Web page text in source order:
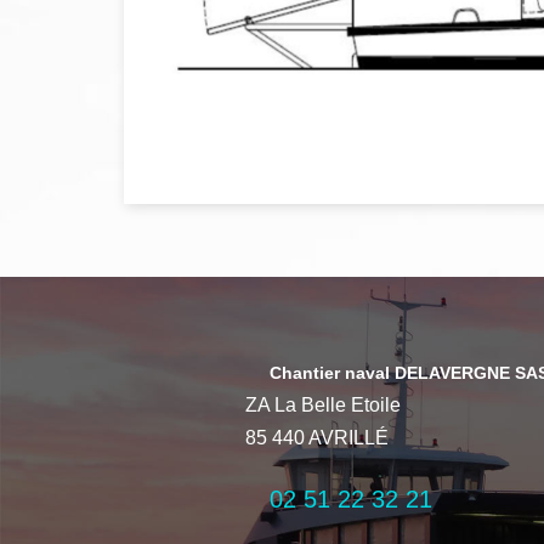
Chantier naval DELAVERGNE
ZA La Belle Etoile
85 440 AVRILLÉ
02 51 22 32 21